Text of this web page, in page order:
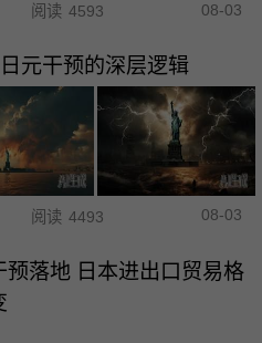
阅读 4593 08-03
元干预的深层逻辑
阅读 4493 08-03
预落地 日本进出口贸易格